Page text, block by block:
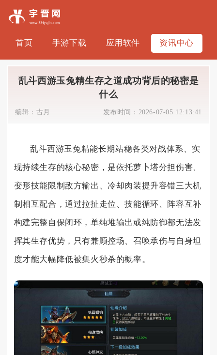
首页 手游下载 应用软件 资讯中心
乱斗西游玉兔精生存之道成功背后的秘密是
什么
编辑： 古月 发布时间： 2026-07-05 12:13:41
乱斗西游玉兔精能长期站稳各类对战体系、实
现持续生存的核心秘密，是依托萝卜塔分担伤害、
变形技能限制敌方输出、冷却肉装提升容错三大机
制相互配合，通过拉扯走位、技能循环、阵容互补
构建完整自保闭环，单纯堆输出或纯防御都无法发
挥其生存优势，只有兼顾控场、召唤承伤与自身坦
度才能大幅降低被集火秒杀的概率。